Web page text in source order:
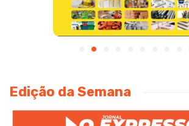
Edição da Semana